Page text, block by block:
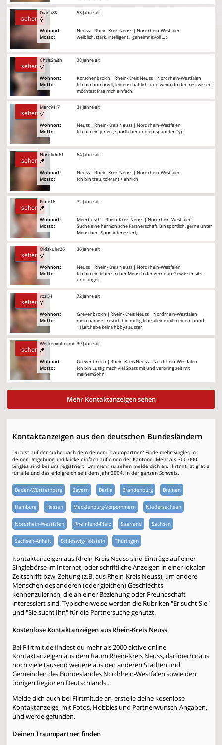
sehen
Diana88
Wohnort:
Motto:
53 Jahre alt
Neuss | Rhein-Kreis Neuss | Nordrhein-Westfalen
weiblich, stark, intelligent... geheimnisvoll ... :)
sehen
ChrisSmith
Wohnort:
Motto:
38 Jahre alt
Korschenbroich | Rhein-Kreis Neuss | Nordrhein-Westfalen
Ich bin humorvoll, leidenschaftlich, und wenn du den rest wissen
möchtest frag mich einfach.
sehen
Marc9417
Wohnort:
Motto:
31 Jahre alt
Neuss | Rhein-Kreis Neuss | Nordrhein-Westfalen
Ich bin ein junger, sportlicher und entspannter Typ.
sehen
Nordlicht61
Wohnort:
Motto:
64 Jahre alt
Neuss | Rhein-Kreis Neuss | Nordrhein-Westfalen
Ich bin treu, tolerant + ehrlich
sehen
Finte16
Wohnort:
Motto:
72 Jahre alt
Meerbusch | Rhein-Kreis Neuss | Nordrhein-Westfalen
Suche eine harmonische Partnerschaft. Bin sportlich, gerne unter
Menschen, Sport interessiert,
sehen
Oldskuler26
Wohnort:
Motto:
36 Jahre alt
Neuss | Rhein-Kreis Neuss | Nordrhein-Westfalen
Ich bin ein lebensfroher Mensch der gerne an Gewässer sitzt
und angelt
sehen
rosi54
Wohnort:
Motto:
72 Jahre alt
Grevenbroich | Rhein-Kreis Neuss | Nordrhein-Westfalen
mein name ist rosi,ich bin mollig,lebe alleine mit meinem hund
11j.alt,habe keine hbbys ausser
sehen
Werkommtmitmir
Wohnort:
Motto:
39 Jahre alt
Grevenbroich | Rhein-Kreis Neuss | Nordrhein-Westfalen
Ich bin Lustig mach viel Spass mit und verbring zeit mit
meinemSohn
Mehr Kontaktanzeigen sehen
Kontaktanzeigen aus den deutschen Bundesländern
Du bist auf der suche nach dem deinem Traumpartner? Finde mehr Singles in
deiner Umgebung und klicke einfach auf einen der Kantone. Mehr als 300.000
Singles sind bei uns registriert. Um mehr zu sehen melde dich an, Flirtmit ist gratis
für alle und das erfolgreich seit dem Jahr 2004, in der ganzen Schweiz.
Baden-Württemberg Bayern Berlin Brandenburg Bremen
Hamburg Hessen Mecklenburg-Vorpommern Niedersachsen
Nordrhein-Westfalen Rheinland-Pfalz Saarland Sachsen
Sachsen-Anhalt Schleswig-Holstein Thüringen
Kontaktanzeigen aus Rhein-Kreis Neuss sind Einträge auf einer
Singlebörse im Internet, oder schriftliche Anzeigen in einer lokalen
Zeitschrift bzw. Zeitung (z.B. aus Rhein-Kreis Neuss), um andere
Menschen des anderen (oder gleichen) Geschlechts
kennenzulernen, die an einer Beziehung oder Freundschaft
interessiert sind. Typischerweise werden die Rubriken "Er sucht Sie"
und "Sie sucht Ihn" für die Partnersuche genutzt.
Kostenlose Kontaktanzeigen aus Rhein-Kreis Neuss
Bei Flirtmit.de findest du mehr als 2000 aktive online
Kontaktanzeigen aus dem Raum Rhein-Kreis Neuss, darüberhinaus
noch viele tausend weitere aus den anderen Städten und
Gemeinden des Bundeslandes Nordrhein-Westfalen sowie den
übrigen Regionen Deutschlands..
Melde dich auch bei Flirtmit.de an, erstelle deine kosenlose
Kontaktanzeige, mit Fotos, Hobbies und Partnerwunsch-Angaben,
und werde gefunden.
Deinen Traumpartner finden